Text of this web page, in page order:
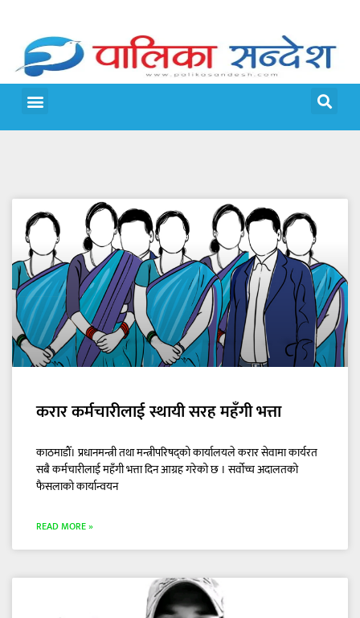
करार कर्मचारीलाई स्थायी सरह महँगी भत्ता
काठमाडौँ। प्रधानमन्त्री तथा मन्त्रीपरिषद्को कार्यालयले करार सेवामा कार्यरत
सबै कर्मचारीलाई महँगी भत्ता दिन आग्रह गरेको छ । सर्वोच्च अदालतको
फैसलाको कार्यान्वयन
READ MORE »